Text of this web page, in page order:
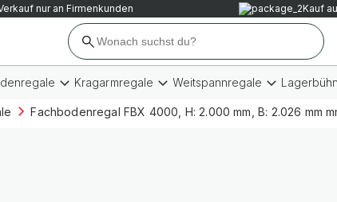
nur an Firmenkunden Kauf
Kragarmregale Weitspannregale
Fachbodenregal FBX 4000, H: 2.000 mm, B: 2.026 mm